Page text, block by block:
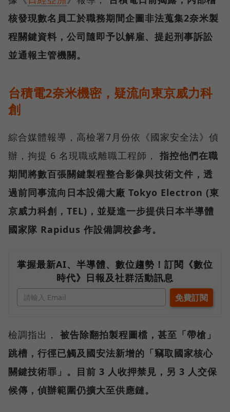
核發現數名員工於職務期間企圖非法蒐集2奈米製
程關鍵資料，公司隨即予以解雇、提起刑事訴訟
並通報主管機關。
台積電2奈米機密，疑流向東京威力科
創
綜合媒體報導，高檢署7月份依《國家安全法》偵
辦，拘提 6 名現職或離職工程師， 指控他們在職
期間將數百張關鍵製程整合影像與技術文件，透
過前同事流向日本設備大廠 Tokyo Electron (東
京威力科創，TEL)，並疑進一步提供日本半導體
國家隊 Rapidus 作設備調校參考。
掌握最新AI、半導體、數位趨勢！訂閱《數位
時代》日報及社群活動訊息
檢調指出， 被告除翻拍製程圖檔，甚至「帶槍」
跳槽，行徑已觸及國安法新增的「竊取國家核心
關鍵技術罪」。目前 3 人收押禁見，另 3 人交保
候傳，偵辦範圍仍擴大至供應鏈。